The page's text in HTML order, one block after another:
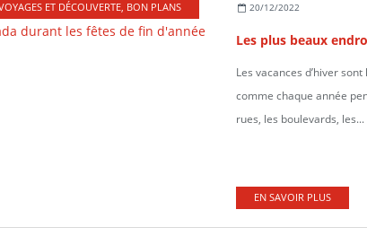
ET DÉCOUVERTE, BON PLANS 20/12/2022
Les vacances d’hiver
comme chaque année
rues, les boulevards, les...
EN SAVOIR PLUS